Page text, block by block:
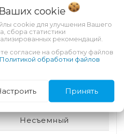
Нет
Нет
Mediatek
Несъемный
cookie
cookie для улучшения Вашего
сбора статистики
рекомендаций.
согласие на обработку файлов
Политикой обработки файлов
Принять